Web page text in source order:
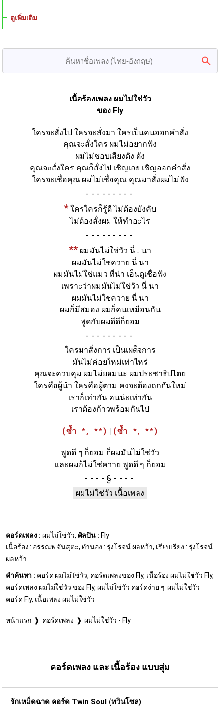
ดูเพิ่มเติม
เนื้อร้องเพลง ผมไม่ใช่วัว
ของ Fly
ใครจะสั่งไป ใครจะสั่งมา ใครเป็นคนออกคำสั่ง
คุณจะสั่งใคร ผมไม่อยากฟัง
ผมไม่ชอบเสียงดัง ดัง
คุณจะสั่งใคร คุณก็สั่งไป เชิญเลย เชิญออกคำสั่ง
ใครจะเชื่อคุณ ผมไม่เชื่อคุณ คุณมาสั่งผมไม่ฟัง
-
* ใครใครก็รู้ดี ไม่ต้องบังคับ
ไม่ต้องสั่งผม ให้ทำอะไร
-
** ผมมันไม่ใช่วัว นี่... นา
ผมมันไม่ใช่ควาย นี่ นา
ผมมันไม่ใช่แมว ที่น่า เอ็นดูเชื่อฟัง
เพราะว่าผมมันไม่ใช่วัว นี่ นา
ผมมันไม่ใช่ควาย นี่ นา
ผมก็มีสมอง ผมก็คนเหมือนกัน
พูดกับผมดีดีก็ยอม
-
ใครมาสั่งการ เป็นเผด็จการ
มันไม่ค่อยใหม่เท่าไหร่
คุณจะควบคุม ผมไม่ยอมนะ ผมประชาธิปไตย
ใครคือผู้นำ ใครคือผู้ตาม คงจะต้องถกกันใหม่
เราก็เท่ากัน คนน่ะเท่ากัน
เราต้องก้าวพร้อมกันไป
(ซ้ำ *, **) (ซ้ำ *, **)
พูดดี ๆ ก็ยอม ก็ผมมันไม่ใช่วัว
และผมก็ไม่ใช่ควาย พูดดี ๆ ก็ยอม
§
ผมไม่ใช่วัว เนื้อเพลง
คอร์ดเพลง : ผมไม่ใช่วัว, ศิลปิน : Fly
เนื้อร้อง : อรรณพ จันสุตะ, ทำนอง : รุ่งโรจน์ ผลหว้า, เรียบเรียง : รุ่งโรจน์
ผลหว้า
คำค้นหา : คอร์ด ผมไม่ใช่วัว, คอร์ดเพลงของ Fly, เนื้อร้อง ผมไม่ใช่วัว Fly,
คอร์ดเพลง ผมไม่ใช่วัว ของ Fly, ผมไม่ใช่วัว คอร์ดง่าย ๆ, ผมไม่ใช่วัว
คอร์ด Fly, เนื้อเพลง ผมไม่ใช่วัว
หน้าแรก คอร์ดเพลง ผมไม่ใช่วัว - Fly
คอร์ดเพลง และ เนื้อร้อง แบบสุ่ม
รักเหม็ดฉาด คอร์ด Twin Soul (ทวินโซล)